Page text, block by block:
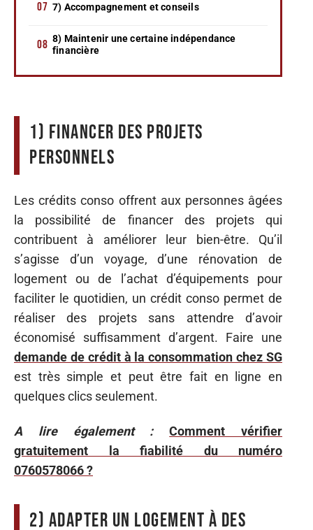
7) Accompagnement et conseils
8) Maintenir une certaine indépendance
financière
1) Financer des projets
personnels
Les crédits conso offrent aux personnes âgées
la possibilité de financer des projets qui
contribuent à améliorer leur bien-être. Qu’il
s’agisse d’un voyage, d’une rénovation de
logement ou de l’achat d’équipements pour
faciliter le quotidien, un crédit conso permet de
réaliser des projets sans attendre d’avoir
économisé suffisamment d’argent. Faire une
demande de crédit à la consommation chez SG
est très simple et peut être fait en ligne en
quelques clics seulement.
A lire également :
Comment vérifier
gratuitement la fiabilité du numéro
0760578066 ?
2) Adapter un logement à des